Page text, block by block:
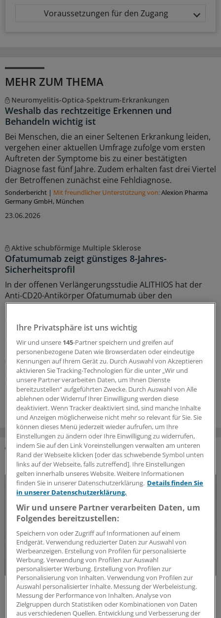
Voraussetzungen für den Zugang
MEHR ZUM THEMA
Neuromyelitis-Optica-Spektrum-Erkrankungen
Weshalb das rechtzeitige Erkennen und
Behandeln wichtig ist
Bei Menschen, die an einer Seltenen Erkrankung leiden,
vergehen einer aktuellen Umfrage zufolge vom ersten
Auftreten der Symptome bis zu einer bestätigten
Diagnose fast fünf Jahre. Zudem erhalten fast drei Viertel
der Betroffenen zunächst eine Fehldiagnose.
Sonderbericht | Mit freundlicher Unterstützung von:Alexion Pharma
Germany GmbH, München
23.06.2026
Aktive schubförmige Multiple Sklerose
Ofatumumab zeigt günstiges 8-Jahres-
Sicherheitsprofil
In der offenen Verlängerungsstudie ALITHIOS hat der
Anti-CD20-Antikörper Ofatumumab über den
Beobachtungszeitraum von bis zu sieben Jahren eine
anhaltende Wirksamkeit und ein günstiges Nutzen-
Risiko-Profil gezeigt – sowohl bei kürzlich
diagnostizierten, therapienaiven Patientinnen und
Patienten mit aktiver schubförmiger Multipler Sklerose
(RMS) als auch in der Gesamtpopulation.
Sonderbericht |Mit freundlicher Unterstützung von:Novartis Pharma
GmbH, Nürnberg
17.06.2026
DAS KÖNNTE SIE AUCH INTERESSIEREN
Update MS
Update Multiple Sklerose: Aktuelle
Erkenntnisse und Entwicklungen
Ihre Privatsphäre ist uns wichtig
Wir und unsere 145-Partner speichern und greifen auf
personenbezogene Daten wie Browserdaten oder eindeutige
Kennungen auf Ihrem Gerät zu. Durch Auswahl von Akzeptieren
aktivieren Sie Tracking-Technologien für die unter „Wir und
unsere Partner verarbeiten Daten, um Ihnen Dienste
bereitzustellen“ aufgeführten Zwecke. Durch Auswahl von Alle
ablehnen oder Widerruf Ihrer Einwilligung werden diese
deaktiviert. Wenn Tracker deaktiviert sind, sind manche Inhalte
und Anzeigen möglicherweise nicht mehr so relevant für Sie. Sie
können dieses Menü jederzeit wieder aufrufen, um Ihre
Einstellungen zu ändern oder Ihre Einwilligung zu widerrufen,
indem Sie auf den Link Voreinstellungen verwalten am unteren
Rand der Webseite klicken [oder das schwebende Symbol unten
links auf der Webseite, falls zutreffend]. Ihre Einstellungen
gelten innerhalb unseres Website. Weitere Informationen
finden Sie in unserer Datenschutzerklärung. Details finden Sie
in unserer Datenschutzerklärung.
Wir und unsere Partner verarbeiten Daten, um
Folgendes bereitzustellen:
Speichern von oder Zugriff auf Informationen auf einem
Endgerät. Verwendung reduzierter Daten zur Auswahl von
Werbeanzeigen. Erstellung von Profilen für personalisierte
Werbung. Verwendung von Profilen zur Auswahl
personalisierter Werbung. Erstellung von Profilen zur
Personalisierung von Inhalten. Verwendung von Profilen zur
Auswahl personalisierter Inhalte. Messung der Werbeleistung.
Messung der Performance von Inhalten. Analyse von
Zielgruppen durch Statistiken oder Kombinationen von Daten
aus verschiedenen Quellen. Entwicklung und Verbesserung der